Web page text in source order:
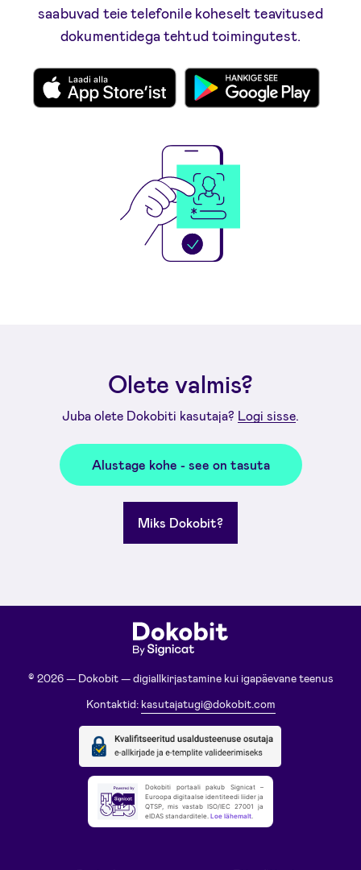
saabuvad teie telefonile koheselt teavitused
dokumentidega tehtud toimingutest.
Olete valmis?
Juba olete Dokobiti kasutaja? Logi sisse
Alustage kohe - see on tasuta
Miks Dokobit?
© 2026 — Dokobit — digiallkirjastamine kui igapäevane teenus
Kontaktid: kasutajatugi@dokobit.com
Dokobiti portaali pakub Signicat –
Euroopa digitaalse identiteedi liider ja
QTSP, mis vastab ISO/IEC 27001 ja
eIDAS standarditele. Loe lähemalt